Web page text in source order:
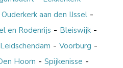
Ouderkerk aan den IJssel -
en Rodenrijs - Bleiswijk -
Leidschendam - Voorburg -
Hoorn - Spijkenisse -